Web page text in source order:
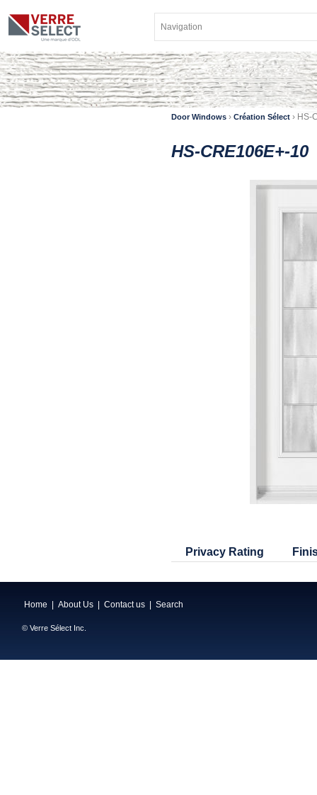
Door Windows › Création Sélect › HS-
HS-CRE106E+-10
Privacy Rating
Home About Us Contact us Search
© Verre Sélect Inc.